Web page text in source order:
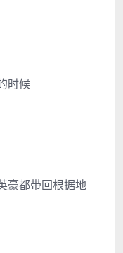
时候
豪都带回根据地